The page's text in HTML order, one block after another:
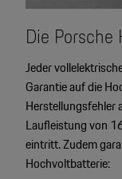
Die
Jeder
Garantie auf die
Herstellungsfehler
Laufleistung von
eintritt. Zudem
Hochvoltbatterie: